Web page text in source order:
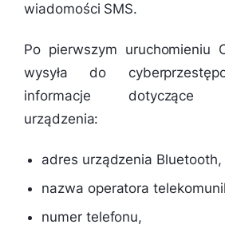
wiadomości SMS.
Po pierwszym uruchomieniu
wysyła do
informacje dotyczące
urządzenia:
adres urządzenia Bluetooth,
nazwa operatora
numer telefonu,